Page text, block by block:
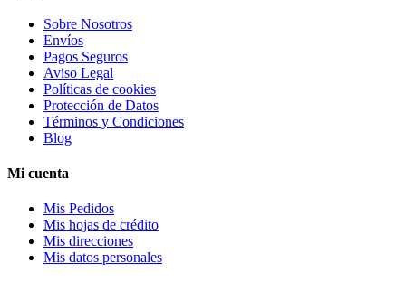
Sobre Nosotros
Envíos
Pagos Seguros
Aviso Legal
Políticas de cookies
Protección de Datos
Términos y Condiciones
Blog
Mi cuenta
Mis Pedidos
Mis hojas de crédito
Mis direcciones
Mis datos personales